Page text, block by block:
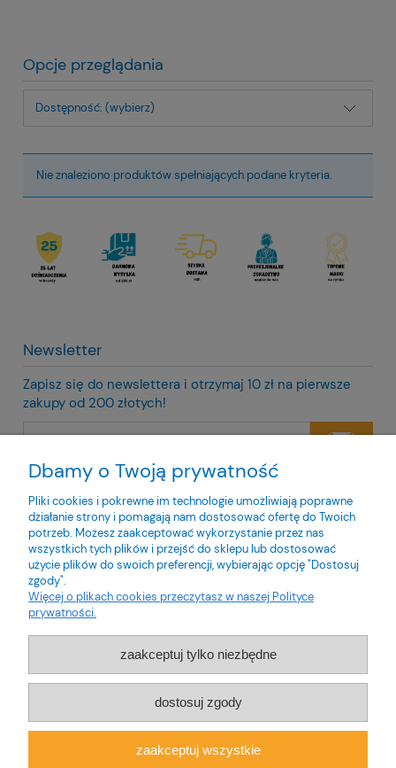
Opcje przeglądania
Dostępność: (wybierz)
Nie znaleziono produktów spełniających podane kryteria.
Newsletter
Zapisz się do newslettera i otrzymaj 10 zł na pierwsze
zakupy od 200 złotych!
Twoje dane będą przetwarzane zgodnie z nasząpolityką
prywatności
Pomoc
Moje konto
Dbamy o Twoją prywatność
Pliki cookies i pokrewne im technologie umożliwiają poprawne
działanie strony i pomagają nam dostosować ofertę do Twoich
potrzeb. Możesz zaakceptować wykorzystanie przez nas
wszystkich tych plików i przejść do sklepu lub dostosować
użycie plików do swoich preferencji, wybierając opcję "Dostosuj
zgody".
Więcej o plikach cookies przeczytasz w naszej Polityce
prywatności.
zaakceptuj tylko niezbędne
dostosuj zgody
zaakceptuj wszystkie